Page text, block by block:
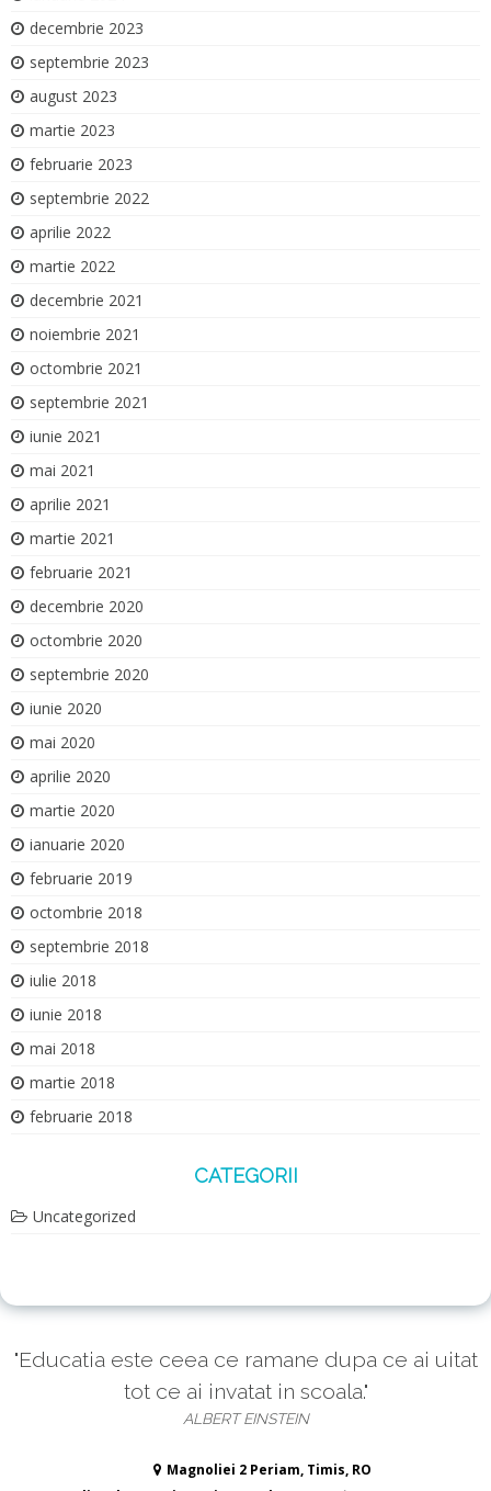
decembrie 2023
septembrie 2023
august 2023
martie 2023
februarie 2023
septembrie 2022
aprilie 2022
martie 2022
decembrie 2021
noiembrie 2021
octombrie 2021
septembrie 2021
iunie 2021
mai 2021
aprilie 2021
martie 2021
februarie 2021
decembrie 2020
octombrie 2020
septembrie 2020
iunie 2020
mai 2020
aprilie 2020
martie 2020
ianuarie 2020
februarie 2019
octombrie 2018
septembrie 2018
iulie 2018
iunie 2018
mai 2018
martie 2018
februarie 2018
CATEGORII
Uncategorized
"Educatia este ceea ce ramane dupa ce ai uitat
tot ce ai invatat in scoala."
ALBERT EINSTEIN
Magnoliei 2 Periam, Timis, RO